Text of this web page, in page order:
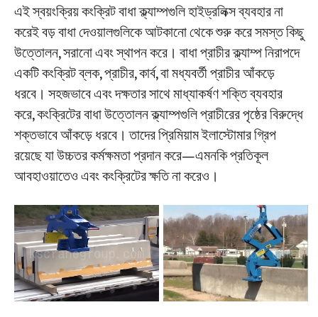
এই স্বয়ংক্রিয় কংক্রিট বাধা ক্ল্যাম্পগুলি হাইড্রলিক্স ব্যবহার না
করেই বড় বাধা দেওয়ালগুলিকে আটকানো থেকে শুরু করে সমস্ত কিছু
উত্তোলন, সরানো এবং স্থাপন করে। বাধা প্রাচীর ক্ল্যাম্প নিরাপদে
একটি কংক্রিট ব্লক, প্রাচীর, কার্ব, বা মধ্যবর্তী প্রাচীর আঁকড়ে
ধরবে। সহজভাবে এবং দক্ষতার সাথে মাধ্যাকর্ষণ শক্তি ব্যবহার
করে, কংক্রিটের বাধা উত্তোলন ক্ল্যাম্পগুলি প্রাচীরের পৃষ্ঠের বিরুদ্ধে
শক্তভাবে আঁকড়ে ধরবে। তাদের প্রিমিয়াম ইলাস্টোমার গ্রিপ
রয়েছে যা উচ্চতর কর্মক্ষমতা প্রদান করে—এমনকি প্রতিকূল
আবহাওয়াতেও এবং কংক্রিটের ক্ষতি না করেও।